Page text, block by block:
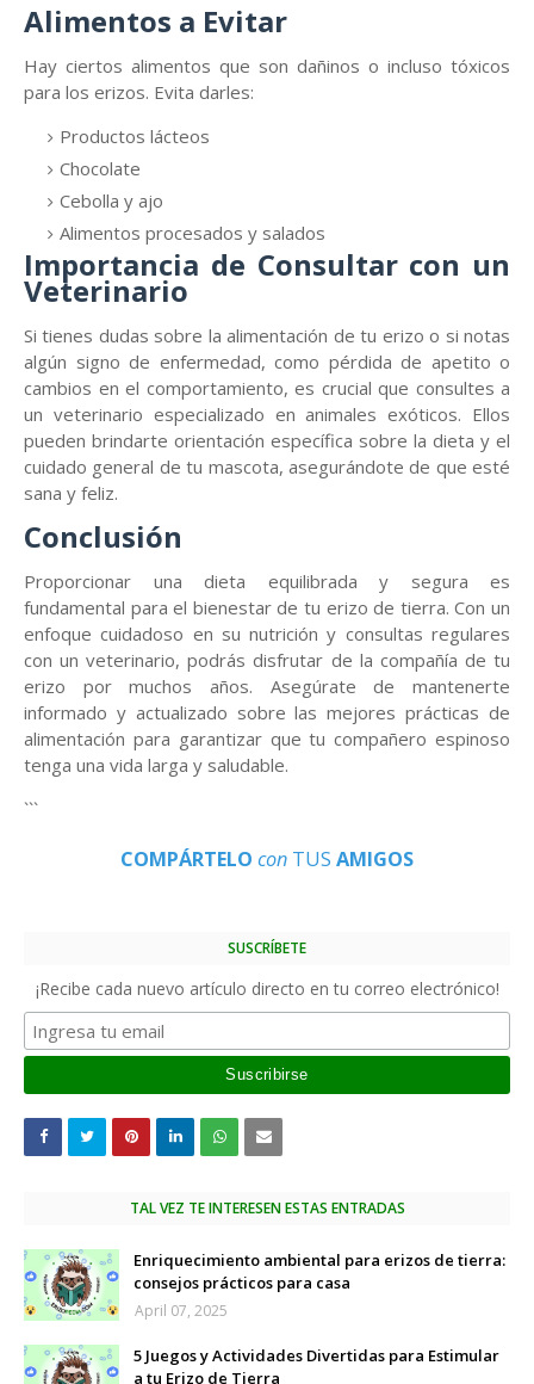
Alimentos a Evitar
Hay ciertos alimentos que son dañinos o incluso tóxicos
para los erizos. Evita darles:
Productos lácteos
Chocolate
Cebolla y ajo
Alimentos procesados y salados
Importancia de Consultar con un
Veterinario
Si tienes dudas sobre la alimentación de tu erizo o si notas
algún signo de enfermedad, como pérdida de apetito o
cambios en el comportamiento, es crucial que consultes a
un veterinario especializado en animales exóticos. Ellos
pueden brindarte orientación específica sobre la dieta y el
cuidado general de tu mascota, asegurándote de que esté
sana y feliz.
Conclusión
Proporcionar una dieta equilibrada y segura es
fundamental para el bienestar de tu erizo de tierra. Con un
enfoque cuidadoso en su nutrición y consultas regulares
con un veterinario, podrás disfrutar de la compañía de tu
erizo por muchos años. Asegúrate de mantenerte
informado y actualizado sobre las mejores prácticas de
alimentación para garantizar que tu compañero espinoso
tenga una vida larga y saludable.
```
COMPÁRTELO con TUS AMIGOS
SUSCRÍBETE
¡Recibe cada nuevo artículo directo en tu correo electrónico!
TAL VEZ TE INTERESEN ESTAS ENTRADAS
Enriquecimiento ambiental para erizos de tierra:
consejos prácticos para casa
April 07, 2025
5 Juegos y Actividades Divertidas para Estimular
a tu Erizo de Tierra